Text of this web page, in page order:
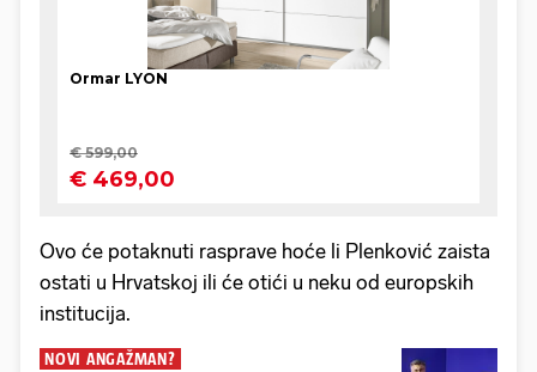
Ovo će potaknuti rasprave hoće li Plenković zaista
ostati u Hrvatskoj ili će otići u neku od europskih
institucija.
NOVI ANGAŽMAN?